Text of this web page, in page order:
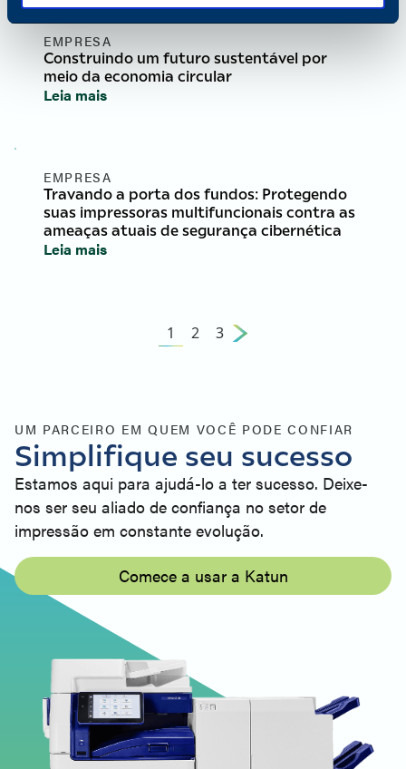
EMPRESA
Construindo um futuro sustentável por
meio da economia circular
Leia mais
EMPRESA
Travando a porta dos fundos: Protegendo
suas impressoras multifuncionais contra as
ameaças atuais de segurança cibernética
Leia mais
1 2 3
UM PARCEIRO EM QUEM VOCÊ PODE CONFIAR
Simplifique seu sucesso
Estamos aqui para ajudá-lo a ter sucesso. Deixe-
nos ser seu aliado de confiança no setor de
impressão em constante evolução.
Comece a usar a Katun